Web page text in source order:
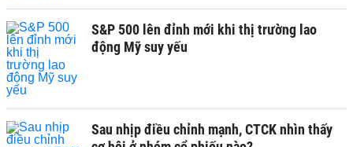
S&P 500 lên đỉnh mới khi thị trường lao
động Mỹ suy yếu
Sau nhịp điều chỉnh mạnh, CTCK nhìn thấy